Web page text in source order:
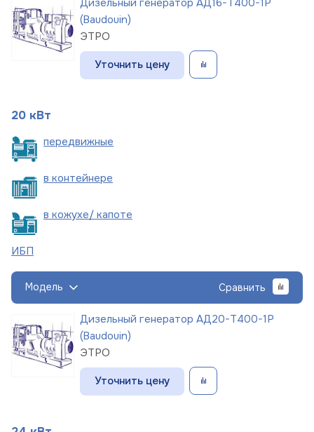
(Baudouin)
ЭТРО
Уточнить цену
20 кВт
передвижные
в контейнере
в кожухе/ капоте
ИБП
Модель Сравнить
Дизельный генератор АД20-Т400-1Р
(Baudouin)
ЭТРО
Уточнить цену